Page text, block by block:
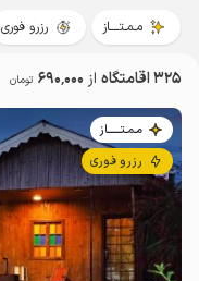
مـمـتــــاز رزرو فوری
325 اقامتگاه از 690٬000 تومان
مـمـتــــــاز
رزرو فوری